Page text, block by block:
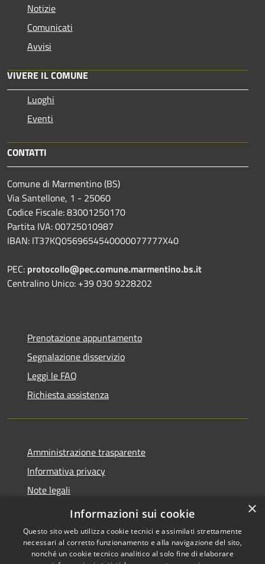
Notizie
Comunicati
Avvisi
VIVERE IL COMUNE
Luoghi
Eventi
CONTATTI
Comune di Marmentino (BS)
Via Santellone, 1 - 25060
Codice Fiscale: 83001250170
Partita IVA: 00725010987
IBAN: IT37KQ0569654540000077777X40
PEC: protocollo@pec.comune.marmentino.bs.it
Centralino Unico: +39 030 9228202
Prenotazione appuntamento
Segnalazione disservizio
Leggi le FAQ
Richiesta assistenza
Amministrazione trasparente
Informativa privacy
Note legali
Dichiarazione di accessibilità
×
Informazioni sui cookie
Questo sito web utilizza cookie tecnici e assimilati strettamente
necessari al corretto funzionamento e alla navigazione del sito,
nonché un cookie tecnico analitico al solo fine di elaborare